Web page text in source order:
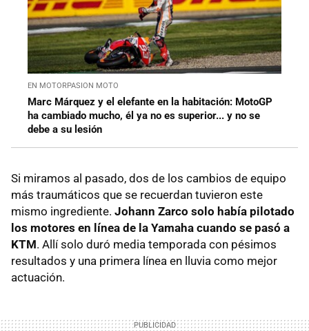
EN MOTORPASION MOTO
Marc Márquez y el elefante en la habitación: MotoGP
ha cambiado mucho, él ya no es superior... y no se
debe a su lesión
Si miramos al pasado, dos de los cambios de equipo
más traumáticos que se recuerdan tuvieron este
mismo ingrediente. Johann Zarco solo había pilotado
los motores en línea de la Yamaha cuando se pasó a
KTM. Allí solo duró media temporada con pésimos
resultados y una primera línea en lluvia como mejor
actuación.